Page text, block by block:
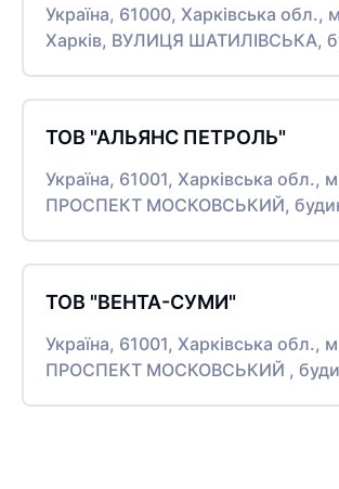
Україна, 61000, Харківська обл.,
Харків, ВУЛИЦЯ ШАТИЛІВСЬКА,
ТОВ "АЛЬЯНС ПЕТРОЛЬ"
Україна, 61001, Харківська обл.,
ПРОСПЕКТ МОСКОВСЬКИЙ,
ТОВ "ВЕНТА-СУМИ"
Україна, 61001, Харківська обл.,
ПРОСПЕКТ МОСКОВСЬКИЙ ,